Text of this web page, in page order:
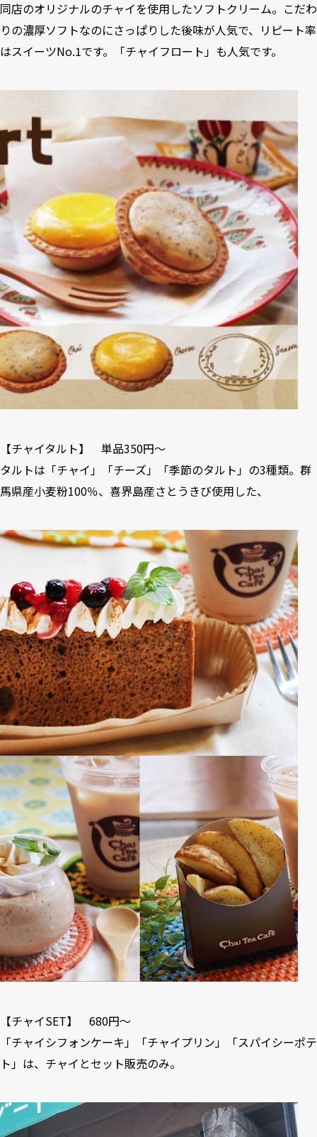
同店のオリジナルのチャイを使用したソフトクリーム。こだわ
りの濃厚ソフトなのにさっぱりした後味が人気で、リピート率
はスイーツNo.1です。「チャイフロート」も人気です。
【チャイタルト】 単品350円～
タルトは「チャイ」「チーズ」「季節のタルト」の3種類。群
馬県産小麦粉100％、喜界島産さとうきび使用した、
【チャイSET​】 680円～
「チャイシフォンケーキ」「チャイプリン」「スパイシーポテ
ト」は、チャイとセット販売のみ。